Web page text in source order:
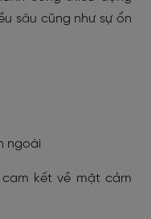
sâu cũng như sự ổn
ngoài
kết về mặt cảm